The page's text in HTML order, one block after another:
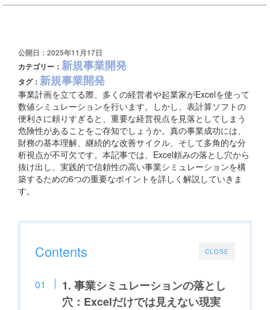
公開日：2025年11月17日
カテゴリー： 新規事業開発
タグ： 新規事業開発
事業計画を立てる際、多くの経営者や起業家がExcelを使って
数値シミュレーションを行います。しかし、表計算ソフトの
便利さに頼りすぎると、重要な経営視点を見落としてしまう
危険性があることをご存知でしょうか。真の事業成功には、
財務の基本理解、継続的な改善サイクル、そして多角的な分
析視点が不可欠です。本記事では、Excel頼みの落とし穴から
抜け出し、実践的で信頼性の高い事業シミュレーションを構
築するための6つの重要なポイントを詳しく解説していきま
す。
CLOSE
Contents
1. 事業シミュレーションの落とし
穴：Excelだけでは見えない現実